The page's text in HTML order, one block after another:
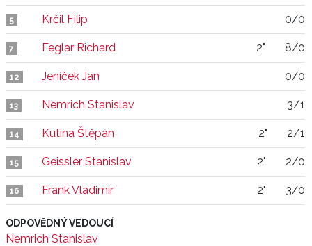
5 Krčil Filip 0/0
7 Feglar Richard 2" 8/0
12 Jeníček Jan 0/0
13 Nemrich Stanislav 3/1
14 Kutina Štěpán 2" 2/1
15 Geissler Stanislav 2" 2/0
16 Frank Vladimír 2" 3/0
ODPOVĚDNÝ VEDOUCÍ
Nemrich Stanislav